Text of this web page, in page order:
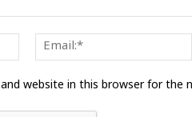
Name:*
website in this browser for the